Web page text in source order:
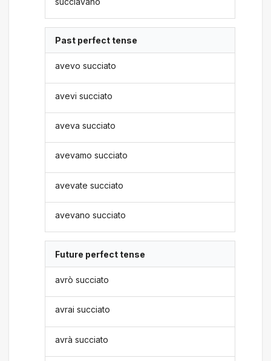
Past perfect tense
avevo succiato
avevi succiato
aveva succiato
avevamo succiato
avevate succiato
avevano succiato
Future perfect tense
avrò succiato
avrai succiato
avrà succiato